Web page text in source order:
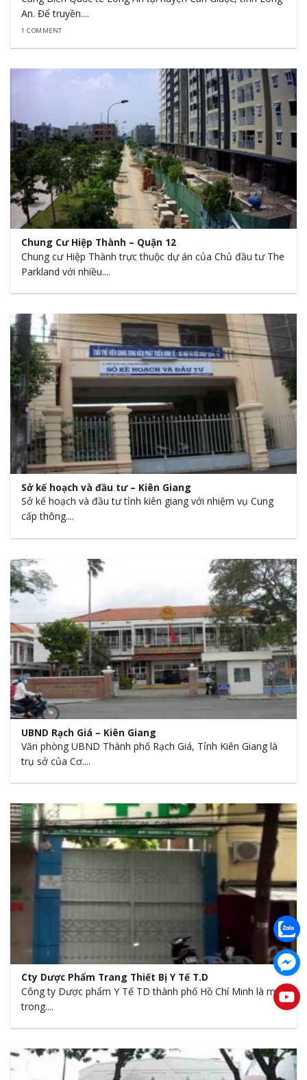
An. Để truyền....
1 COMMENT
Chung Cư Hiệp Thành – Quận 12
Chung cư Hiệp Thành trực thuộc dự án của Chủ đầu tư The
Parkland với nhiều....
Sở kế hoạch và đầu tư – Kiên Giang
Sở kế hoạch và đầu tư tỉnh kiên giang với nhiệm vụ Cung
cấp thông....
UBND Rạch Giá – Kiên Giang
Văn phòng UBND Thành phố Rạch Giá, Tỉnh Kiên Giang là
trụ sở của Cơ....
Cty Dược Phẩm Trang Thiết Bị Y Tế T.D
Công ty Dược phẩm Y Tế TD thành phố Hồ Chí Minh là một
trong....